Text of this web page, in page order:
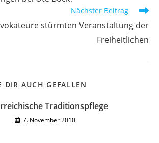
Nächster Beitrag
stürmten Veranstaltung der
Freiheitlichen
DIR AUCH GEFALLEN
Traditionspflege
7. November 2010